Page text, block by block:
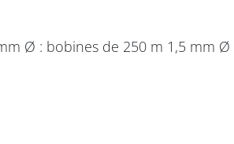
Ø : bobines de 250 m 1,5 mm